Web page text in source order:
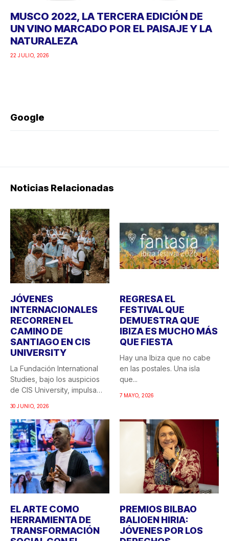
MUSCO 2022, LA TERCERA EDICIÓN DE
UN VINO MARCADO POR EL PAISAJE Y LA
NATURALEZA
22 JULIO, 2026
Google
Noticias Relacionadas
JÓVENES
INTERNACIONALES
RECORREN EL
CAMINO DE
SANTIAGO EN CIS
UNIVERSITY
La Fundación International
Studies, bajo los auspicios
de CIS University, impulsa
30 JUNIO, 2026
REGRESA EL
FESTIVAL QUE
DEMUESTRA QUE
IBIZA ES MUCHO MÁS
QUE FIESTA
Hay una Ibiza que no cabe
en las postales. Una isla
que...
7 MAYO, 2026
EL ARTE COMO
HERRAMIENTA DE
TRANSFORMACIÓN
PREMIOS BILBAO
BALIOEN HIRIA:
JÓVENES POR LOS